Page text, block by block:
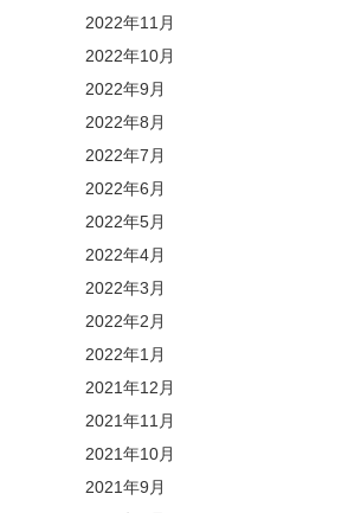
2022年11月
2022年10月
2022年9月
2022年8月
2022年7月
2022年6月
2022年5月
2022年4月
2022年3月
2022年2月
2022年1月
2021年12月
2021年11月
2021年10月
2021年9月